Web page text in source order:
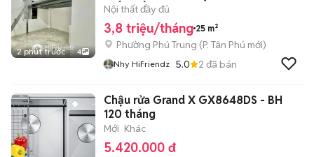
2 phút trước 4
HIẾN, ĐẦM SEN, Q10
Nội thất đầy đủ
3,8 triệu/tháng 25 m²
Phường Phú Trung (P. Tân Phú mới)
Nhy HiFriendz 5.0 2 đã bán
Chậu rửa Grand X GX8648DS - BH
120 tháng
Mới Khác
5.420.000 đ